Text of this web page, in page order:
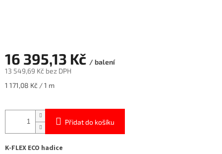
16 395,13 Kč / balení
13 549,69 Kč bez DPH
Měrná
1 171,08 Kč / 1 m
Přidat do košíku
K-FLEX ECO hadice